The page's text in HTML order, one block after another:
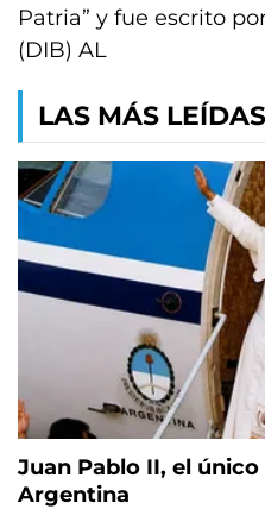
Patria” y fue escrito
(DIB) AL
LAS MÁS LEÍDAS
Juan Pablo II, el
Argentina